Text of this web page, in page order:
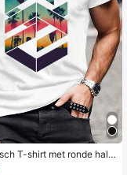
T-shirt met ronde hals
voor heren, met z